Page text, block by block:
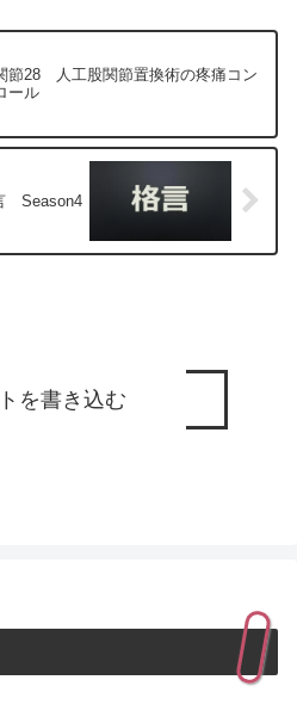
節28 人工股関節置換術の疼痛コン
ール
Season4
を書き込む